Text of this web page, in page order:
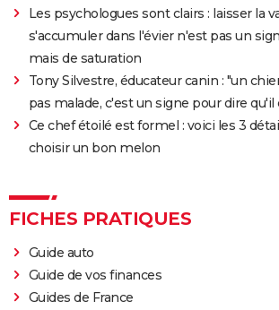
Les psychologues sont clairs : laisser la
s'accumuler dans l'évier n'est pas un
mais de saturation
Tony Silvestre, éducateur canin : "un
pas malade, c'est un signe pour dire
Ce chef étoilé est formel : voici les 3
choisir un bon melon
FICHES PRATIQUES
Guide auto
Guide de vos finances
Guides de France